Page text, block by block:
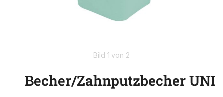
Bild 1 von 2
Becher/Zahnputzbecher UNI